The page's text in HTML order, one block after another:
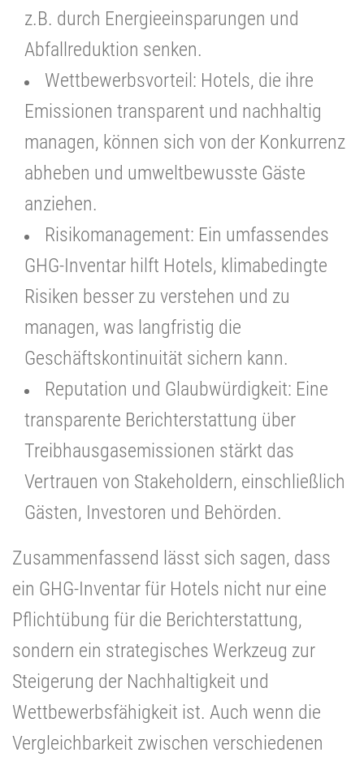
z.B. durch Energieeinsparungen und
Abfallreduktion senken.
Wettbewerbsvorteil: Hotels, die ihre
Emissionen transparent und nachhaltig
managen, können sich von der Konkurrenz
abheben und umweltbewusste Gäste
anziehen.
Risikomanagement: Ein umfassendes
GHG-Inventar hilft Hotels, klimabedingte
Risiken besser zu verstehen und zu
managen, was langfristig die
Geschäftskontinuität sichern kann.
Reputation und Glaubwürdigkeit: Eine
transparente Berichterstattung über
Treibhausgasemissionen stärkt das
Vertrauen von Stakeholdern, einschließlich
Gästen, Investoren und Behörden.
Zusammenfassend lässt sich sagen, dass
ein GHG-Inventar für Hotels nicht nur eine
Pflichtübung für die Berichterstattung,
sondern ein strategisches Werkzeug zur
Steigerung der Nachhaltigkeit und
Wettbewerbsfähigkeit ist. Auch wenn die
Vergleichbarkeit zwischen verschiedenen